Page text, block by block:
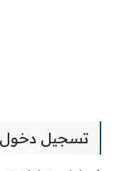
تسجيل دخول